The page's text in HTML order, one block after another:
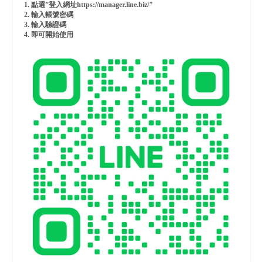
1. 點選”登入網址https://manager.line.biz/”
2. 輸入帳號密碼
3. 輸入驗證碼
4. 即可開始使用